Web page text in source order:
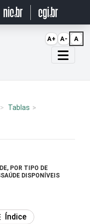
Tablas
POR TIPO DE
DISPONÍVEIS
Índice
A+ A- A